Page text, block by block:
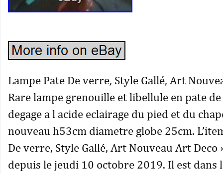
Lampe Pate De verre, Style Gallé, Art
Rare lampe grenouille et libellule en pate
degage a l acide eclairage du pied et du
nouveau h53cm diametre globe 25cm.
De verre, Style Gallé, Art Nouveau Art Deco
depuis le jeudi 10 octobre 2019. Il est dans